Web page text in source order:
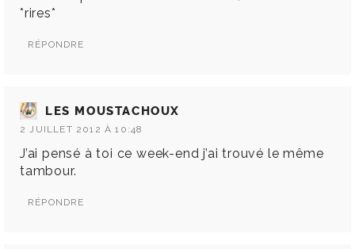
*rires*
RÉPONDRE
LES MOUSTACHOUX
2 JUILLET 2012 À 10:48
J’ai pensé à toi ce week-end j’ai trouvé le même
tambour.
RÉPONDRE